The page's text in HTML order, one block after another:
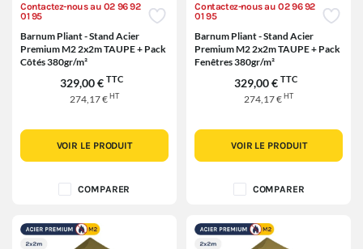
Contactez-nous au 02 96 92
01 95
Barnum Pliant - Stand Acier
Premium M2 2x2m TAUPE + Pack
Côtés 380gr/m²
329,00 € TTC
274,17 €HT
VOIR LE PRODUIT
COMPARER
Contactez-nous au 02 96 92
01 95
Barnum Pliant - Stand Acier
Premium M2 2x2m TAUPE + Pack
Fenêtres 380gr/m²
329,00 € TTC
274,17 €HT
VOIR LE PRODUIT
COMPARER